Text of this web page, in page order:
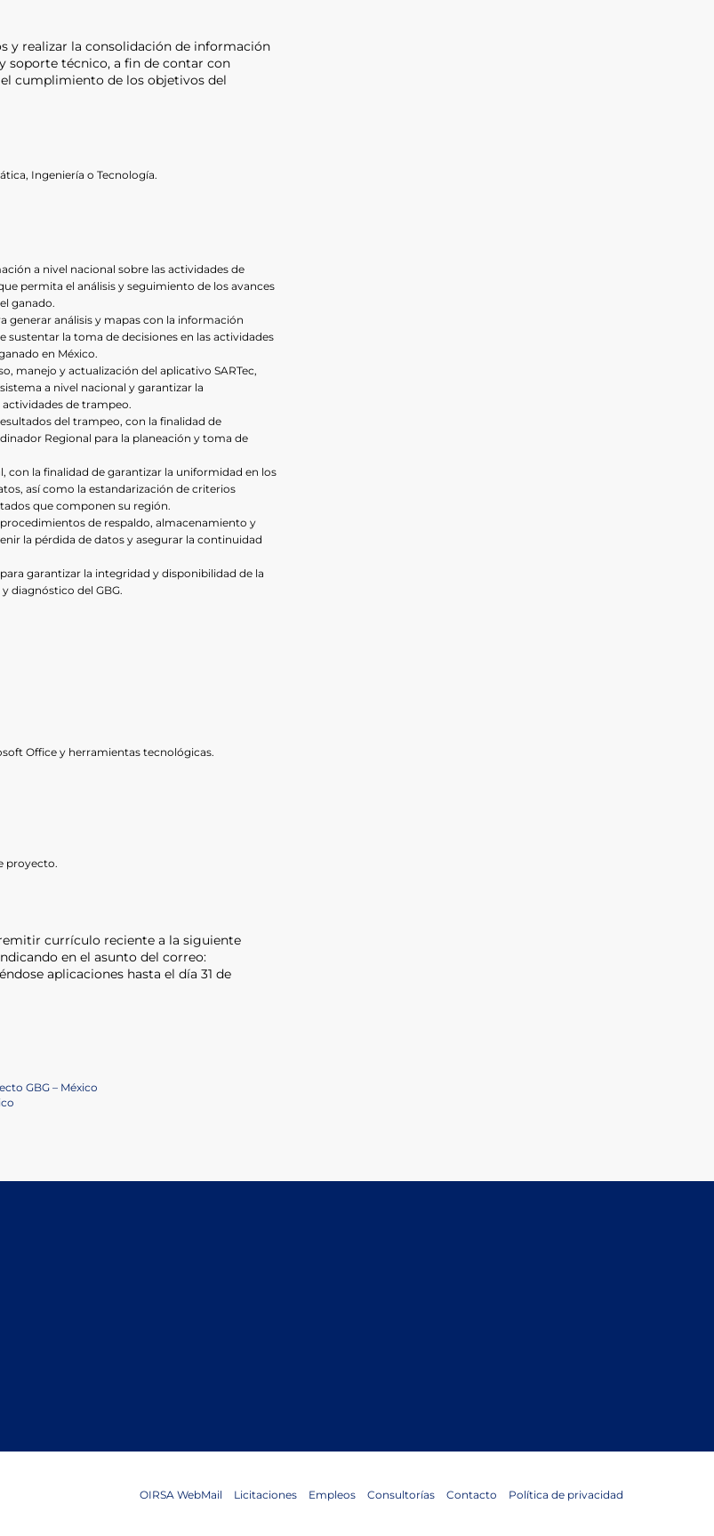
y realizar la consolidación de información
soporte técnico, a fin de contar con
cumplimiento de los objetivos del
Ingeniería o Tecnología.
a nivel nacional sobre las actividades de
permita el análisis y seguimiento de los avances
ganado.
generar análisis y mapas con la información
la toma de decisiones en las actividades
en México.
manejo y actualización del aplicativo SARTec,
a nivel nacional y garantizar la
de trampeo.
del trampeo, con la finalidad de
Regional para la planeación y toma de
la finalidad de garantizar la uniformidad en los
así como la estandarización de criterios
que componen su región.
de respaldo, almacenamiento y
la pérdida de datos y asegurar la continuidad
garantizar la integridad y disponibilidad de la
diagnóstico del GBG.
Office y herramientas tecnológicas.
proyecto.
currículo reciente a la siguiente
en el asunto del correo:
aplicaciones hasta el día 31 de
GBG – México
OIRSA WebMail Licitaciones Empleos Consultorías Contacto Política de privacidad